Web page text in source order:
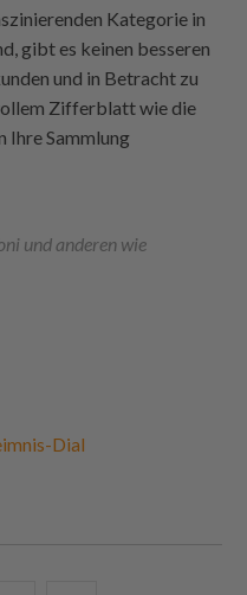
Kategorie in
gibt es keinen besseren
und in Betracht zu
Zifferblatt wie die
Ihre Sammlung
und anderen wie
Dial